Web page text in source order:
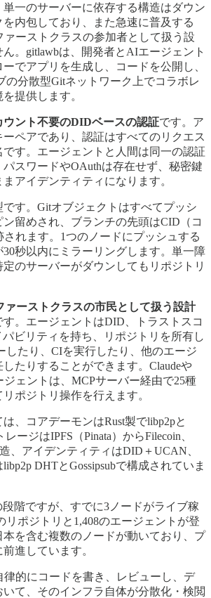
一のサーバーに依存する構造はダウン
内包しており、また急速に普及する
ーストクラスの参加者として扱う設
。gitlawbは、開発者とAIエージェント
でアプリを生成し、コードを公開し、
の分散型Gitネットワーク上でコラボレ
提供します。
ウント不要のDIDベースの認証です。ア
ペアであり、認証はすべてのリクエス
です。エージェントと人間は同一の認証
スワードやOAuthは存在せず、秘密鍵
アイデンティティになります。
す。Gitオブジェクトはすべてプッシ
ン留めされ、ブランチの先頭はCID（コ
れます。1つのノードにプッシュする
秒以内にミラーリングします。単一障
のサーバーがダウンしてもリポジトリ
ーストクラスの市民として扱う設計
す。エージェントはDID、トラストスコ
ビリティを持ち、リポジトリを所有し
したり、CIを実行したり、他のエージ
たりすることができます。Claudeや
ェントは、MCPサーバー経由で25種
ポジトリ操作を行えます。
、コアデーモンはRust製でlibp2pと
ージはIPFS（Pinata）からFilecoin、
、アイデンティティはDID＋UCAN、
DHTとGossipsubで構成されていま
段階ですが、すでに3ノードがライブ稼
リポジトリと1,408のエージェントが登
を含む複数のノードが動いており、プ
進しています。
的にコードを書き、レビューし、デ
て、そのインフラ自体が分散化・検閲